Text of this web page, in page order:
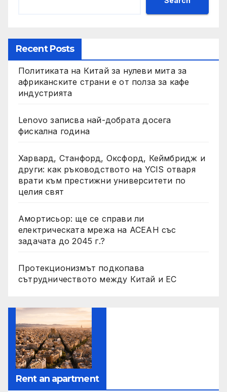
Recent Posts
Политиката на Китай за нулеви мита за
африканските страни е от полза за кафе
индустрията
Lenovo записва най-добрата досега
фискална година
Харвард, Станфорд, Оксфорд, Кеймбридж и
други: как ръководството на YCIS отваря
врати към престижни университети по
целия свят
Амортисьор: ще се справи ли
електрическата мрежа на АСЕАН със
задачата до 2045 г.?
Протекционизмът подкопава
сътрудничеството между Китай и ЕС
Rent an apartment